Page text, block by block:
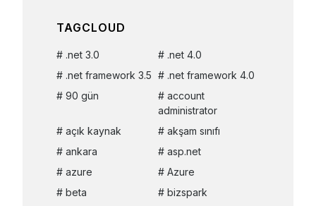
TAGCLOUD
.net 3.0
.net 4.0
.net framework 3.5
.net framework 4.0
90 gün
account
administrator
açık kaynak
akşam sınıfı
ankara
asp.net
azure
Azure
beta
bizspark